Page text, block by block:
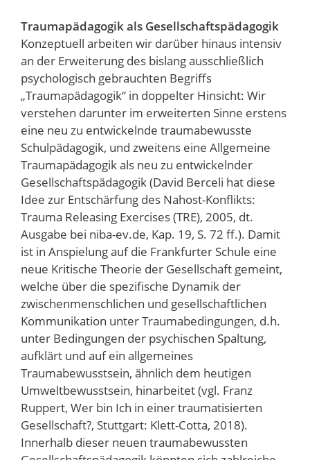
Traumapädagogik als Gesellschaftspädagogik
Konzeptuell arbeiten wir darüber hinaus intensiv
an der Erweiterung des bislang ausschließlich
psychologisch gebrauchten Begriffs
„Traumapädagogik“ in doppelter Hinsicht: Wir
verstehen darunter im erweiterten Sinne erstens
eine neu zu entwickelnde traumabewusste
Schulpädagogik, und zweitens eine Allgemeine
Traumapädagogik als neu zu entwickelnder
Gesellschaftspädagogik (David Berceli hat diese
Idee zur Entschärfung des Nahost-Konflikts:
Trauma Releasing Exercises (TRE), 2005, dt.
Ausgabe bei niba-ev.de, Kap. 19, S. 72 ff.). Damit
ist in Anspielung auf die Frankfurter Schule eine
neue Kritische Theorie der Gesellschaft gemeint,
welche über die spezifische Dynamik der
zwischenmenschlichen und gesellschaftlichen
Kommunikation unter Traumabedingungen, d.h.
unter Bedingungen der psychischen Spaltung,
aufklärt und auf ein allgemeines
Traumabewusstsein, ähnlich dem heutigen
Umweltbewusstsein, hinarbeitet (vgl. Franz
Ruppert, Wer bin Ich in einer traumatisierten
Gesellschaft?, Stuttgart: Klett-Cotta, 2018).
Innerhalb dieser neuen traumabewussten